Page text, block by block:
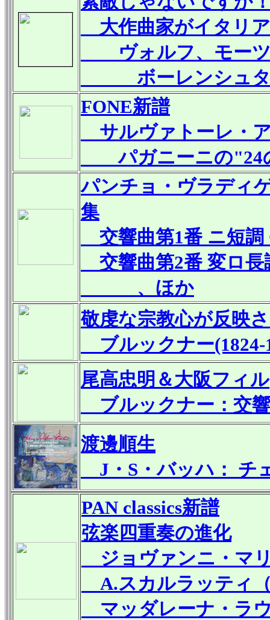
大作曲家がイタリ
ヴォルフ、モーツ
ボーレンシュタ
FONE新譜
サルヴァトーレ・
パガニーニの"24
パンチョ・ヴラディ
集
交響曲第1番 ニ短調
交響曲第2番 変ロ長
、ほか
敬虔な宗教心が反映
ブルックナー(1824-
尾高忠明＆大阪フィル
ブルックナー：交
渡邊順生
J・S・バッハ： チ
PAN classics新譜
弦楽四重奏の進化
ジョヴァンニ・マ
A.スカルラッティ（
マッダレーナ・ラ